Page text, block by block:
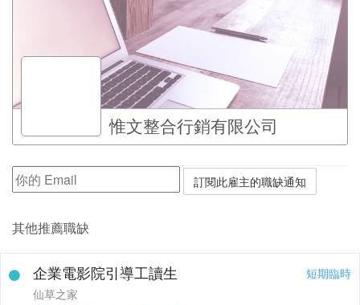
惟文整合行銷有限公司
其他推薦職缺
短期臨時
企業電影院引導工讀生
仙草之家